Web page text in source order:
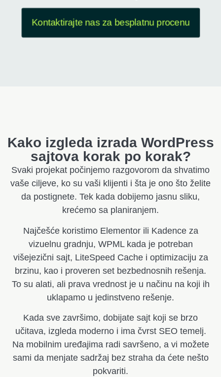
Kontaktirajte nas za besplatnu procenu
Kako izgleda izrada WordPress
sajtova korak po korak?
Svaki projekat počinjemo razgovorom da shvatimo
vaše ciljeve, ko su vaši klijenti i šta je ono što želite
da postignete. Tek kada dobijemo jasnu sliku,
krećemo sa planiranjem.
Najčešće koristimo Elementor ili Kadence za
vizuelnu gradnju, WPML kada je potreban
višejezični sajt, LiteSpeed Cache i optimizaciju za
brzinu, kao i proveren set bezbednosnih rešenja.
To su alati, ali prava vrednost je u načinu na koji ih
uklapamo u jedinstveno rešenje.
Kada sve završimo, dobijate sajt koji se brzo
učitava, izgleda moderno i ima čvrst SEO temelj.
Na mobilnim uređajima radi savršeno, a vi možete
sami da menjate sadržaj bez straha da ćete nešto
pokvariti.